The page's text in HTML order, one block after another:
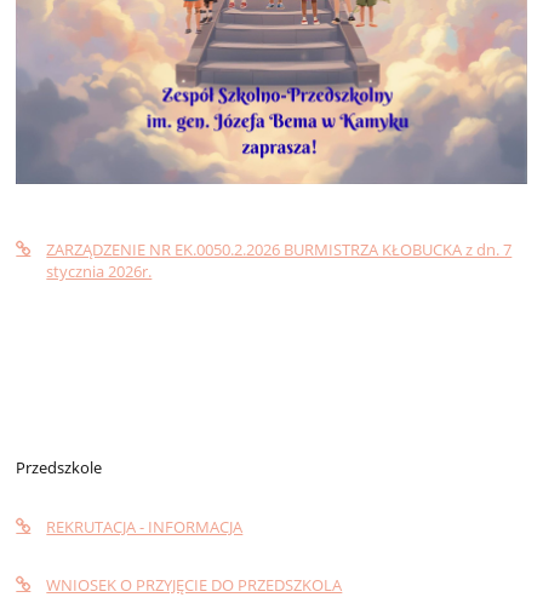
ZARZĄDZENIE NR EK.0050.2.2026 BURMISTRZA KŁOBUCKA z dn. 7
stycznia 2026r.
Przedszkole
REKRUTACJA - INFORMACJA
WNIOSEK O PRZYJĘCIE DO PRZEDSZKOLA